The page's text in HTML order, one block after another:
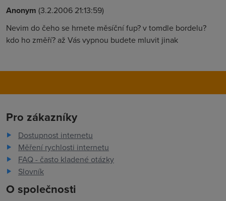
Anonym (3.2.2006 21:13:59)
Nevim do čeho se hrnete měsíční fup? v tomdle bordelu?
kdo ho změří? až Vás vypnou budete mluvit jinak
Pro zákazníky
Dostupnost internetu
Měření rychlosti internetu
FAQ - často kladené otázky
Slovník
O společnosti